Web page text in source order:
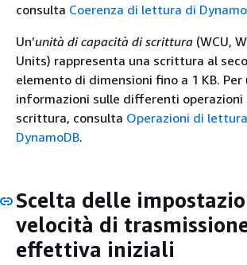
consulta Coerenza di lettura di
Un’unità di capacità di scrittura (WCU,
Units) rappresenta una scrittura al
elemento di dimensioni fino a 1 KB.
informazioni sulle differenti
scrittura, consulta Operazioni di
DynamoDB.
Scelta delle
velocità di
effettiva iniziali